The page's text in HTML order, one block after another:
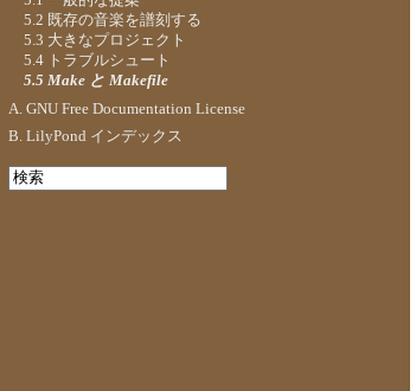
5.2 既存の音楽を譜刻する
5.3 大きなプロジェクト
5.4 トラブルシュート
5.5 Make と Makefile
A. GNU Free Documentation License
B. LilyPond インデックス